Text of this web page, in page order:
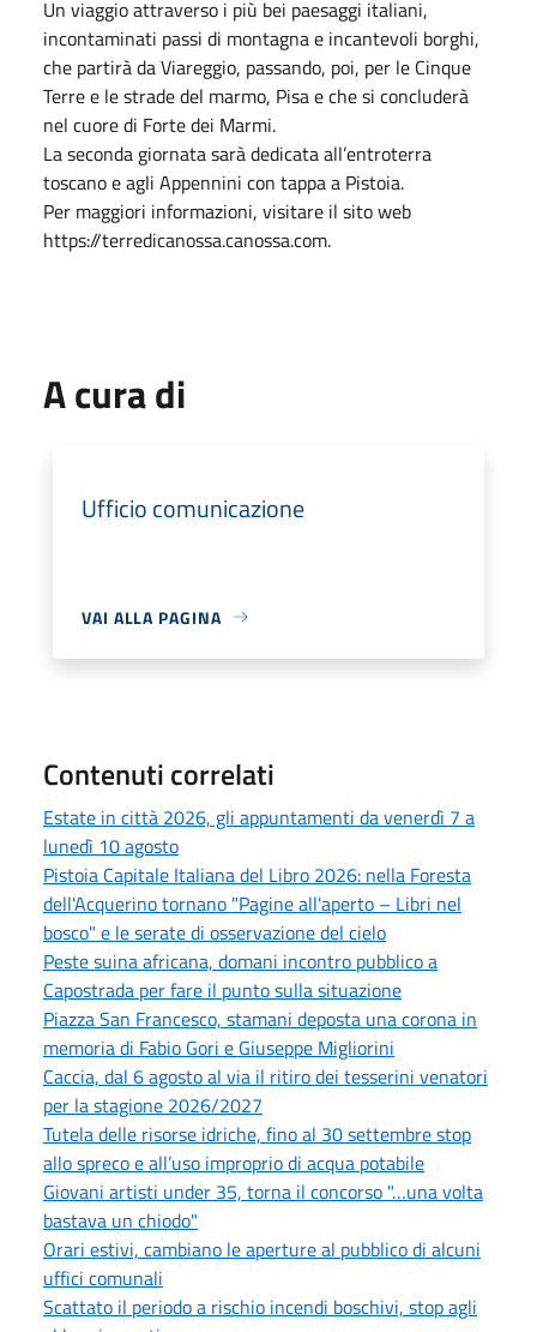
Un viaggio attraverso i più bei paesaggi italiani,
incontaminati passi di montagna e incantevoli borghi,
che partirà da Viareggio, passando, poi, per le Cinque
Terre e le strade del marmo, Pisa e che si concluderà
nel cuore di Forte dei Marmi.
La seconda giornata sarà dedicata all’entroterra
toscano e agli Appennini con tappa a Pistoia.
Per maggiori informazioni, visitare il sito web
https://terredicanossa.canossa.com.
A cura di
Ufficio comunicazione
VAI ALLA PAGINA
Contenuti correlati
Estate in città 2026, gli appuntamenti da venerdì 7 a
lunedì 10 agosto
Pistoia Capitale Italiana del Libro 2026: nella Foresta
dell'Acquerino tornano "Pagine all'aperto – Libri nel
bosco" e le serate di osservazione del cielo
Peste suina africana, domani incontro pubblico a
Capostrada per fare il punto sulla situazione
Piazza San Francesco, stamani deposta una corona in
memoria di Fabio Gori e Giuseppe Migliorini
Caccia, dal 6 agosto al via il ritiro dei tesserini venatori
per la stagione 2026/2027
Tutela delle risorse idriche, fino al 30 settembre stop
allo spreco e all’uso improprio di acqua potabile
Giovani artisti under 35, torna il concorso "…una volta
bastava un chiodo"
Orari estivi, cambiano le aperture al pubblico di alcuni
uffici comunali
Scattato il periodo a rischio incendi boschivi, stop agli